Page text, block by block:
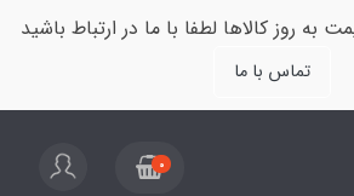
روز کالاها لطفا با ما در ارتباط باشید
تماس با ما
0